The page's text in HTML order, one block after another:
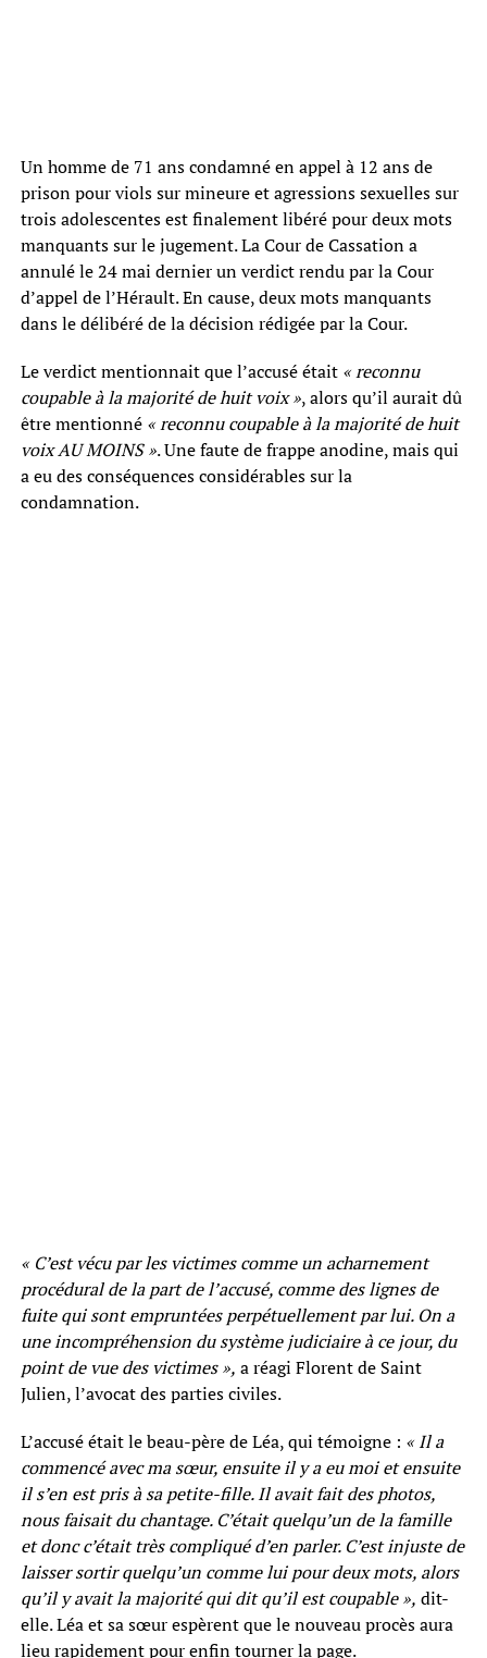
Un homme de 71 ans condamné en appel à 12 ans de
prison pour viols sur mineure et agressions sexuelles sur
trois adolescentes est finalement libéré pour deux mots
manquants sur le jugement. La Cour de Cassation a
annulé le 24 mai dernier un verdict rendu par la Cour
d’appel de l’Hérault. En cause, deux mots manquants
dans le délibéré de la décision rédigée par la Cour.
Le verdict mentionnait que l’accusé était « reconnu
coupable à la majorité de huit voix », alors qu’il aurait dû
être mentionné « reconnu coupable à la majorité de huit
voix AU MOINS ». Une faute de frappe anodine, mais qui
a eu des conséquences considérables sur la
condamnation.
« C’est vécu par les victimes comme un acharnement
procédural de la part de l’accusé, comme des lignes de
fuite qui sont empruntées perpétuellement par lui. On a
une incompréhension du système judiciaire à ce jour, du
point de vue des victimes », a réagi Florent de Saint
Julien, l’avocat des parties civiles.
L’accusé était le beau-père de Léa, qui témoigne : « Il a
commencé avec ma sœur, ensuite il y a eu moi et ensuite
il s’en est pris à sa petite-fille. Il avait fait des photos,
nous faisait du chantage. C’était quelqu’un de la famille
et donc c’était très compliqué d’en parler. C’est injuste de
laisser sortir quelqu’un comme lui pour deux mots, alors
qu’il y avait la majorité qui dit qu’il est coupable », dit-
elle. Léa et sa sœur espèrent que le nouveau procès aura
lieu rapidement pour enfin tourner la page.